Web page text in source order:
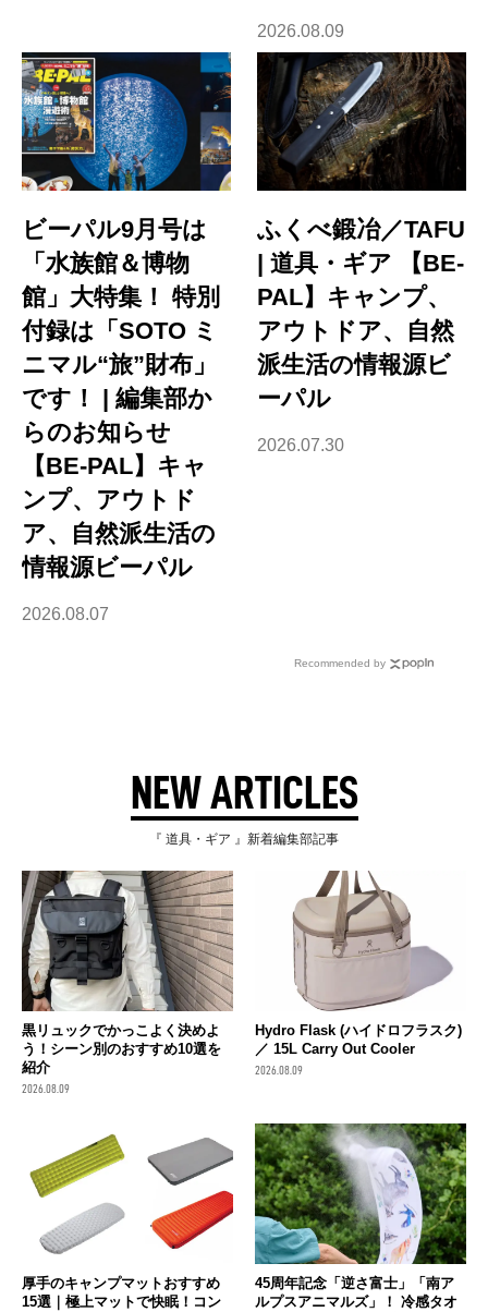
2026.08.09
ビーパル9月号は
「水族館＆博物
館」大特集！ 特別
付録は「SOTO ミ
ニマル“旅”財布」
です！ | 編集部か
らのお知らせ
【BE-PAL】キャ
ンプ、アウトド
ア、自然派生活の
情報源ビーパル
2026.08.07
ふくべ鍛冶／TAFU
| 道具・ギア 【BE-
PAL】キャンプ、
アウトドア、自然
派生活の情報源ビ
ーパル
2026.07.30
Recommended by
NEW ARTICLES
『 道具・ギア 』新着編集部記事
黒リュックでかっこよく決めよ
う！シーン別のおすすめ10選を
紹介
2026.08.09
Hydro Flask (ハイドロフラスク)
／ 15L Carry Out Cooler
2026.08.09
厚手のキャンプマットおすすめ
15選｜極上マットで快眠！コン
45周年記念「逆さ富士」「南ア
ルプスアニマルズ」！ 冷感タオ